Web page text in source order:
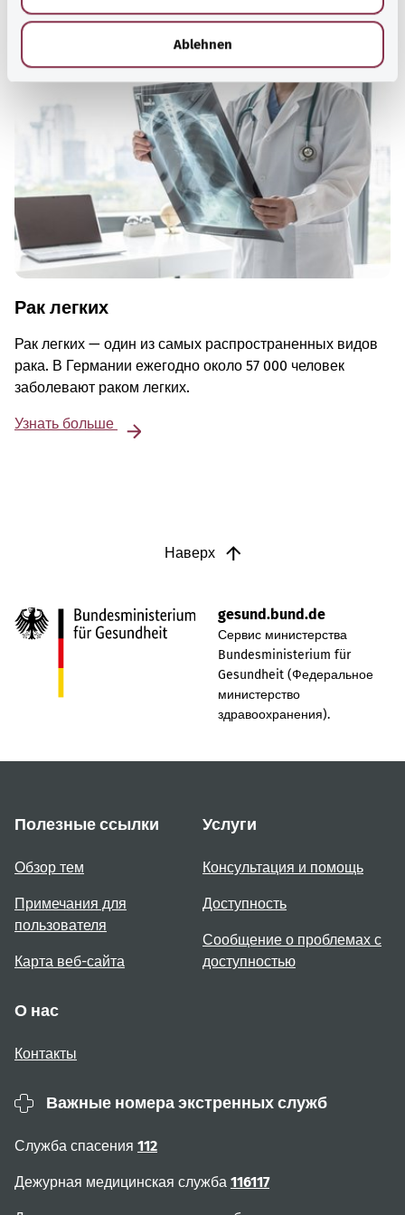
Ablehnen
Для хорошей осведомленности
Другие статьи
Рак легких
Рак легких — один из самых распространенных видов
рака. В Германии ежегодно около 57 000 человек
заболевают раком легких.
Узнать больше
Наверх
gesund.bund.de
Сервис министерства
Bundesministerium für
Gesundheit (Федеральное
министерство
здравоохранения).
Полезные ссылки
Обзор тем
Примечания для
пользователя
Карта веб-сайта
Услуги
Консультация и помощь
Доступность
Сообщение о проблемах с
доступностью
О нас
Контакты
Важные номера экстренных служб
Служба спасения 112
Дежурная медицинская служба 116117